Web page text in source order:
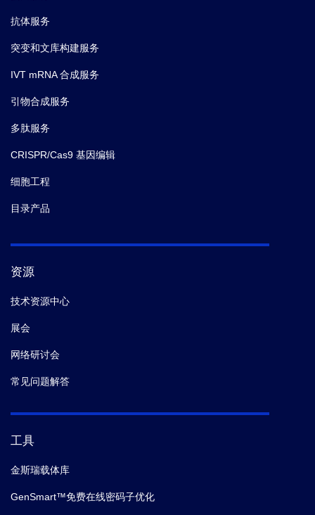
抗体服务
突变和文库构建服务
IVT mRNA 合成服务
引物合成服务
多肽服务
CRISPR/Cas9 基因编辑
细胞工程
目录产品
资源
技术资源中心
展会
网络研讨会
常见问题解答
工具
金斯瑞载体库
GenSmart™免费在线密码子优化